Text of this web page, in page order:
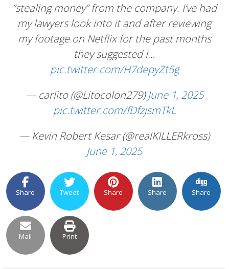
“stealing money” from the company. I’ve had
my lawyers look into it and after reviewing
my footage on Netflix for the past months
they suggested I…
pic.twitter.com/H7depyZt5g
— carlito (@Litocolon279)June 1, 2025
pic.twitter.com/fDfzjsmTkL
— Kevin Robert Kesar (@realKILLERkross)
June 1, 2025
Share Tweet Share Share Share
Mail Print